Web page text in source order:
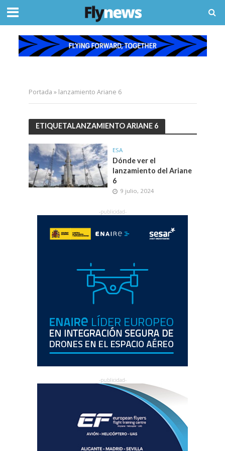
Portada » lanzamiento Ariane 6
ETIQUETALANZAMIENTO ARIANE 6
ESA
Dónde ver el
lanzamiento del Ariane
6
9 julio, 2024